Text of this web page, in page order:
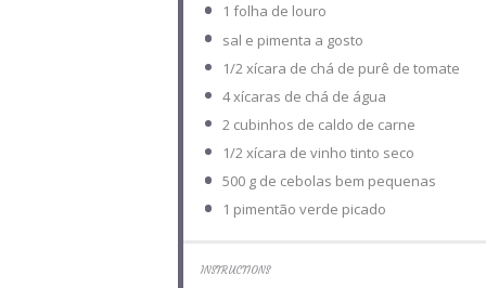
1 folha de louro
sal e pimenta a gosto
1/2xícara de chá de purê de tomate
4xícaras de chá de água
2cubinhos de caldo de carne
1/2xícara de vinho tinto seco
500 gde cebolas bem pequenas
1 pimentão verde picado
INSTRUCTIONS